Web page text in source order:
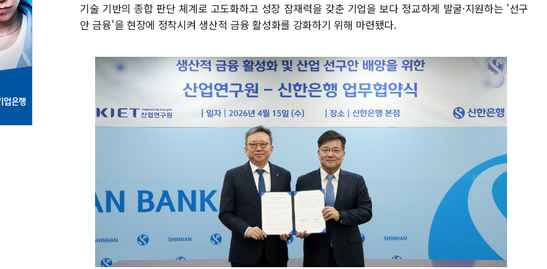
기술 기반의 종합 판단 체계로 고도화하고 성장 잠재력을 갖춘 기업을 보다 정교하게 발굴·지원하는 '선구
안 금융'을 현장에 정착시켜 생산적 금융 활성화를 강화하기 위해 마련됐다.